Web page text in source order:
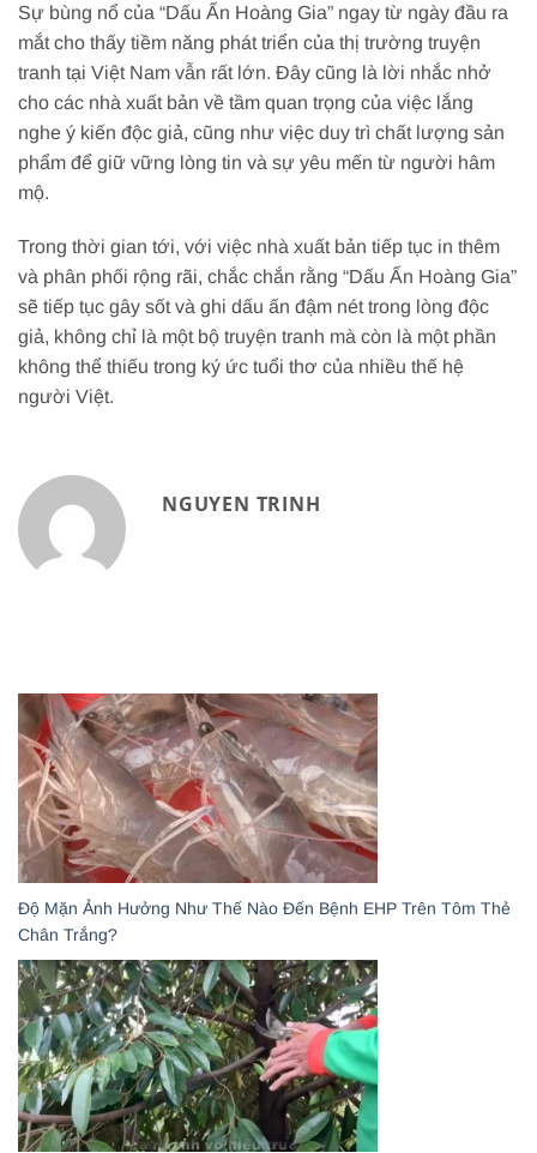
Sự bùng nổ của “Dấu Ấn Hoàng Gia” ngay từ ngày đầu ra
mắt cho thấy tiềm năng phát triển của thị trường truyện
tranh tại Việt Nam vẫn rất lớn. Đây cũng là lời nhắc nhở
cho các nhà xuất bản về tầm quan trọng của việc lắng
nghe ý kiến độc giả, cũng như việc duy trì chất lượng sản
phẩm để giữ vững lòng tin và sự yêu mến từ người hâm
mộ.
Trong thời gian tới, với việc nhà xuất bản tiếp tục in thêm
và phân phối rộng rãi, chắc chắn rằng “Dấu Ấn Hoàng Gia”
sẽ tiếp tục gây sốt và ghi dấu ấn đậm nét trong lòng độc
giả, không chỉ là một bộ truyện tranh mà còn là một phần
không thể thiếu trong ký ức tuổi thơ của nhiều thế hệ
người Việt.
NGUYEN TRINH
Độ Mặn Ảnh Hưởng Như Thế Nào Đến Bệnh EHP Trên Tôm Thẻ
Chân Trắng?